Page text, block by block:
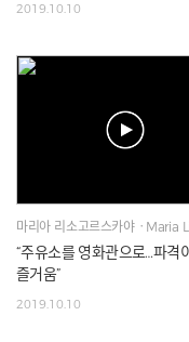
2019.10.10
“주유소를 영화관으로…파격
즐거움”
2019.10.10